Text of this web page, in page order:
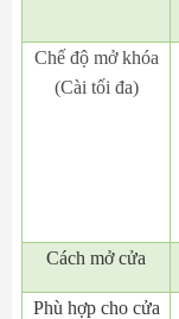
Chế độ mở khóa
(Cài tối đa)
Cách mở cửa
Phù hợp cho cửa